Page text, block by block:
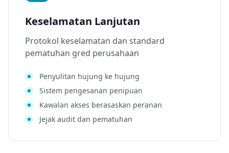
Keselamatan Lanjutan
Protokol keselamatan dan standard
pematuhan gred perusahaan
Penyulitan hujung ke hujung
Sistem pengesanan penipuan
Kawalan akses berasaskan peranan
Jejak audit dan pematuhan